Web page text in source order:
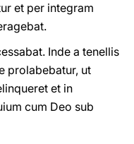
et per integram
Inde a tenellis
prolabebatur, ut
et in
cum Deo sub